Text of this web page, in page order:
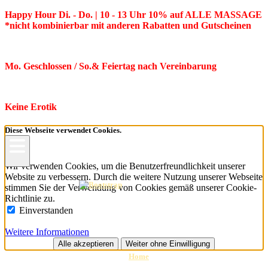
Happy Hour Di. - Do. | 10 - 13 Uhr 10% auf ALLE MASSAGE
*nicht kombinierbar mit anderen Rabatten und Gutscheinen
Mo. Geschlossen / So.& Feiertag nach Vereinbarung
Keine Erotik
Home
Diese Webseite verwendet Cookies.
Wir verwenden Cookies, um die Benutzerfreundlichkeit unserer
Website zu verbessern. Durch die weitere Nutzung unserer Webseite
stimmen Sie der Verwendung von Cookies gemäß unserer Cookie-
Richtlinie zu.
Einverstanden
Weitere Informationen
Alle akzeptieren Weiter ohne Einwilligung